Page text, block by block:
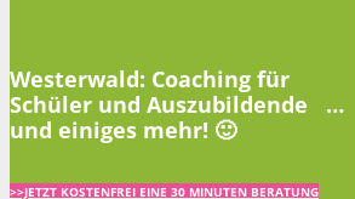
Westerwald: Coaching für
Schüler und Auszubildende …
und einiges mehr! 🙂
>>JETZT KOSTENFREI EINE 30 MINUTEN BERATUNG